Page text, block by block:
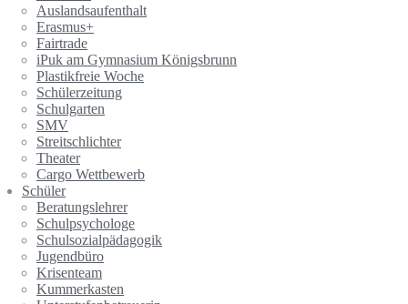
Auslandsaufenthalt
Erasmus+
Fairtrade
iPuk am Gymnasium Königsbrunn
Plastikfreie Woche
Schülerzeitung
Schulgarten
SMV
Streitschlichter
Theater
Cargo Wettbewerb
Schüler
Beratungslehrer
Schulpsychologe
Schulsozialpädagogik
Jugendbüro
Krisenteam
Kummerkasten